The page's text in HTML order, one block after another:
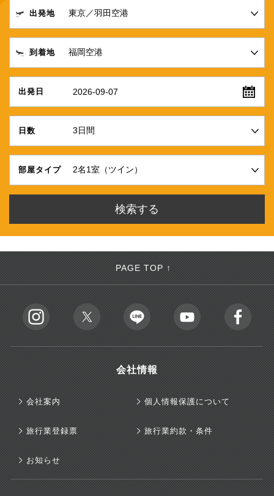
出発地
到着地
出発日 2026-09-07
日数
部屋タイプ
PAGE TOP ↑
会社情報
会社案内 個人情報保護について
旅行業登録票 旅行業約款・条件
お知らせ